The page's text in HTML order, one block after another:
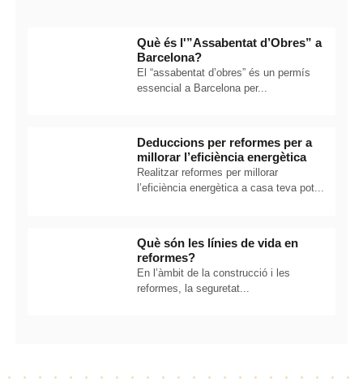
Què és l'”Assabentat d’Obres” a
Barcelona?
El “assabentat d’obres” és un permís
essencial a Barcelona per...
Deduccions per reformes per a
millorar l’eficiència energètica
Realitzar reformes per millorar
l’eficiència energètica a casa teva pot...
Què són les línies de vida en
reformes?
En l’àmbit de la construcció i les
reformes, la seguretat...